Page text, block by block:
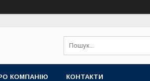
КОМПАНІЮ КОНТАКТИ